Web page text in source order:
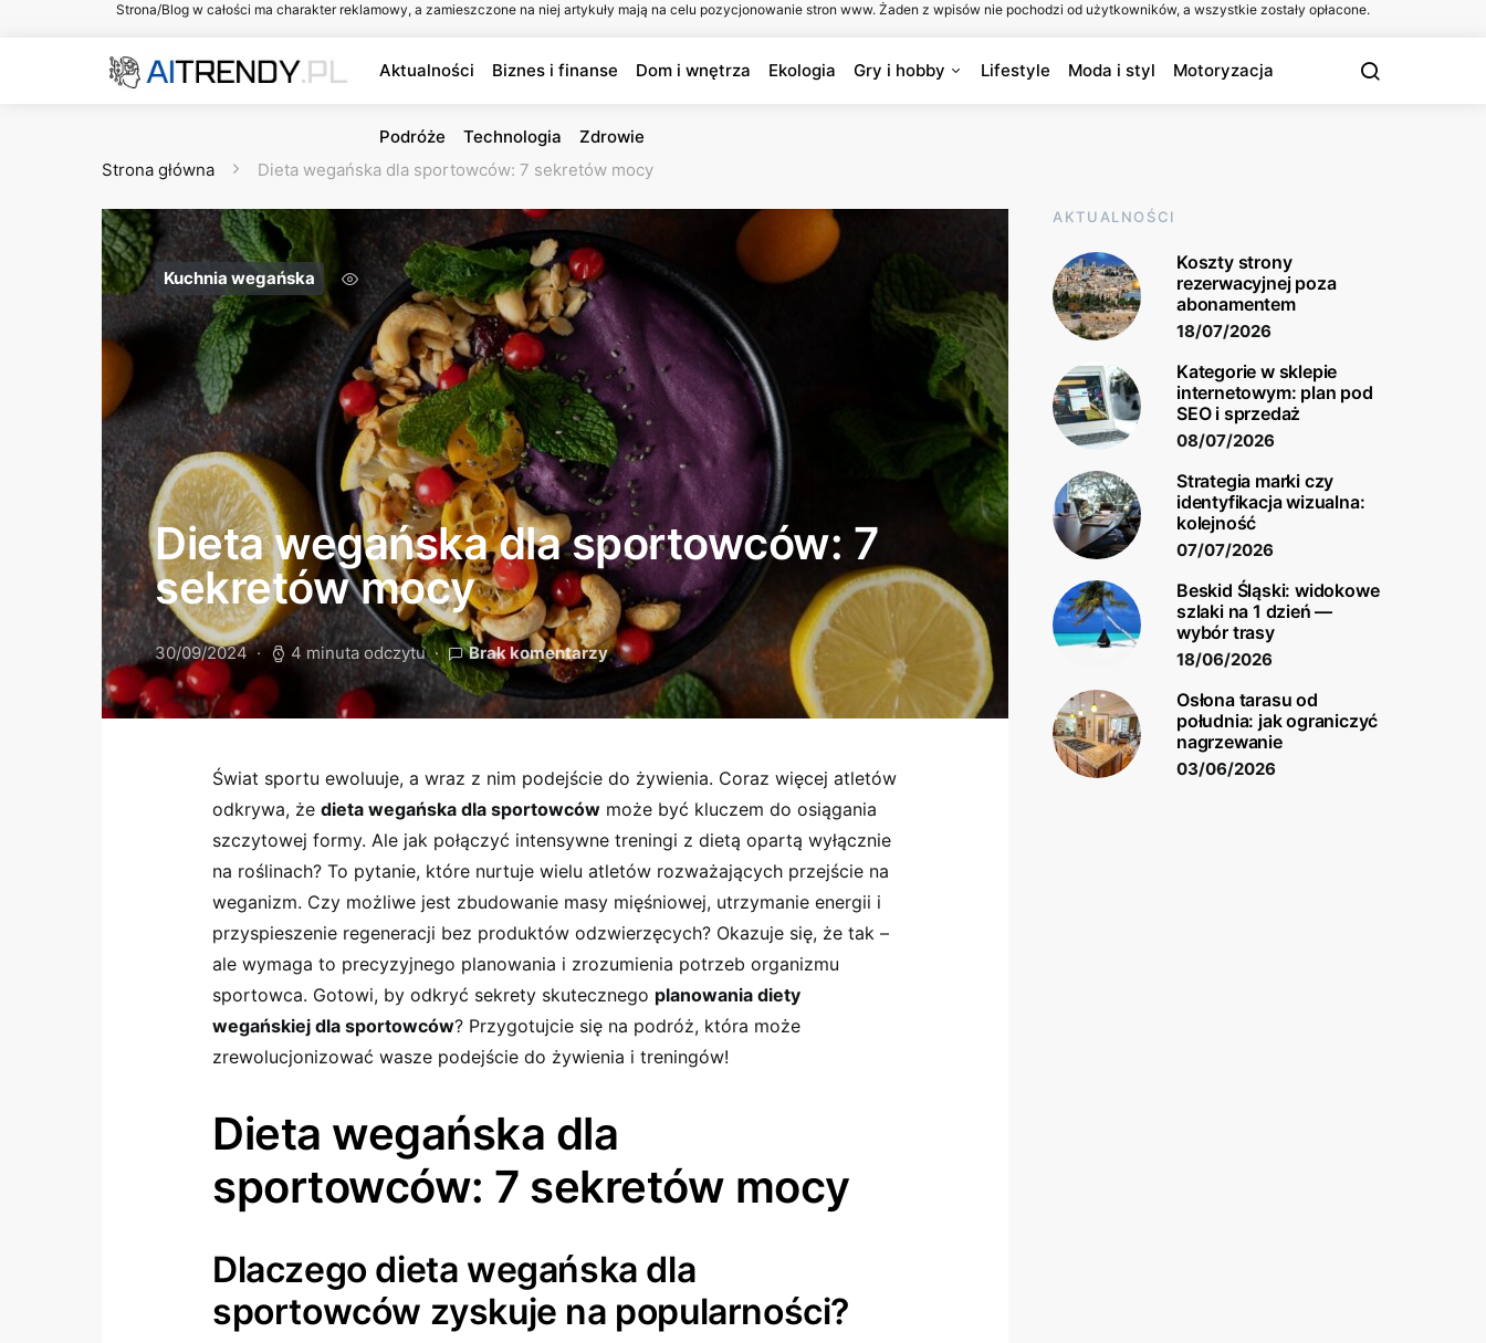
Strona/Blog w całości ma charakter reklamowy, a zamieszczone na niej artykuły mają na celu pozycjonowanie stron www. Żaden z wpisów nie pochodzi od użytkowników, a wszystkie zostały opłacone.
Aktualności Biznes i finanse Dom i wnętrza Ekologia Gry i hobby Lifestyle Moda i styl Motoryzacja
Podróże Technologia
Zdrowie
Strona główna
Dieta wegańska dla sportowców: 7 sekretów mocy
Kuchnia wegańska
Dieta wegańska dla sportowców: 7
sekretów mocy
30/09/2024 4 minuta odczytu Brak komentarzy
Świat sportu ewoluuje, a wraz z nim podejście do żywienia. Coraz więcej atletów
odkrywa, że dieta wegańska dla sportowców może być kluczem do osiągania
szczytowej formy. Ale jak połączyć intensywne treningi z dietą opartą wyłącznie
na roślinach? To pytanie, które nurtuje wielu atletów rozważających przejście na
weganizm. Czy możliwe jest zbudowanie masy mięśniowej, utrzymanie energii i
przyspieszenie regeneracji bez produktów odzwierzęcych? Okazuje się, że tak –
ale wymaga to precyzyjnego planowania i zrozumienia potrzeb organizmu
sportowca. Gotowi, by odkryć sekrety skutecznego planowania diety
wegańskiej dla sportowców? Przygotujcie się na podróż, która może
zrewolucjonizować wasze podejście do żywienia i treningów!
Dieta wegańska dla
sportowców: 7 sekretów mocy
Dlaczego dieta wegańska dla
sportowców zyskuje na popularności?
AKTUALNOŚCI
Koszty strony
rezerwacyjnej poza
abonamentem
18/07/2026
Kategorie w sklepie
internetowym: plan pod
SEO i sprzedaż
08/07/2026
Strategia marki czy
identyfikacja wizualna:
kolejność
07/07/2026
Beskid Śląski: widokowe
szlaki na 1 dzień —
wybór trasy
18/06/2026
Osłona tarasu od
południa: jak ograniczyć
nagrzewanie
03/06/2026